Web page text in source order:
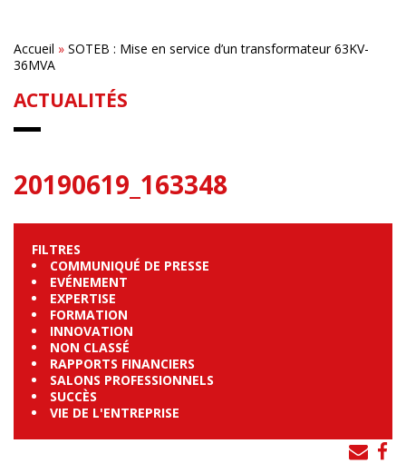
Accueil » SOTEB : Mise en service d’un transformateur 63KV-
36MVA
ACTUALITÉS
20190619_163348
FILTRES
COMMUNIQUÉ DE PRESSE
EVÉNEMENT
EXPERTISE
FORMATION
INNOVATION
NON CLASSÉ
RAPPORTS FINANCIERS
SALONS PROFESSIONNELS
SUCCÈS
VIE DE L'ENTREPRISE